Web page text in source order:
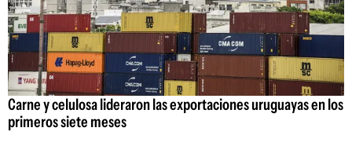
Carne y celulosa lideraron las exportaciones uruguayas en los
primeros siete meses